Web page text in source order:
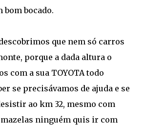
bom bocado.
que nem só carros
porque a dada altura o
com a sua TOYOTA todo
se precisávamos de ajuda e se
ao km 32, mesmo com
ninguém quis ir com